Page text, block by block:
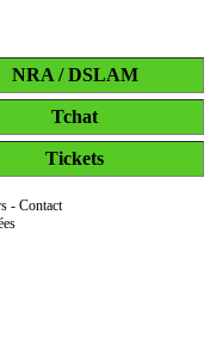
NRA / DSLAM
Tchat
Tickets
- Contact